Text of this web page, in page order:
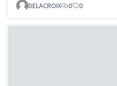
DELACROIX
0 0